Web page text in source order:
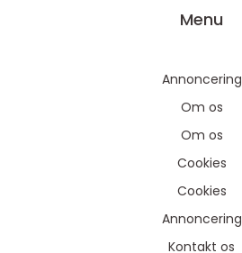
Menu
Annoncering
Om os
Om os
Cookies
Cookies
Annoncering
Kontakt os